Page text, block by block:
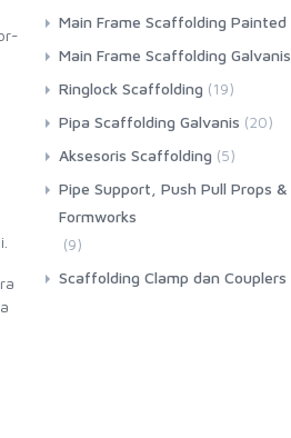
Main Frame Scaffolding Painted
Main Frame Scaffolding Galvanis
Ringlock Scaffolding (19)
Pipa Scaffolding Galvanis (20)
Aksesoris Scaffolding (5)
Pipe Support, Push Pull Props &
Formworks
(9)
Scaffolding Clamp dan Couplers